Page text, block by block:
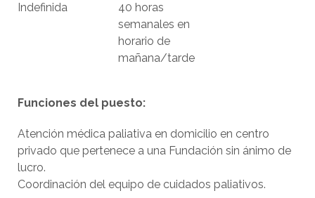
Indefinida
40 horas
semanales en
horario de
mañana/tarde
Funciones del puesto:
Atención médica paliativa en domicilio en centro
privado que pertenece a una Fundación sin ánimo de
lucro.
Coordinación del equipo de cuidados paliativos.